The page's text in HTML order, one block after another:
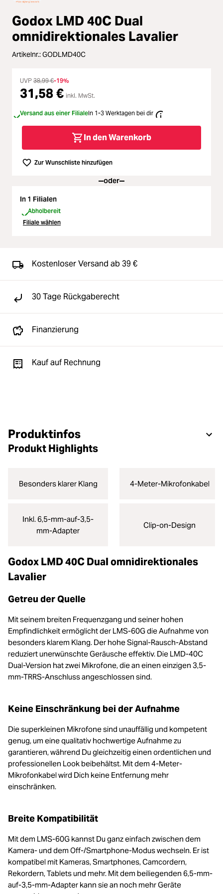
Licht & Studio
Bildbearbeitung
Ferngläser
Second Hand
Godox LMD 40C Dual
omnidirektionales Lavalier
Artikelnr.:GODLMD40C
UVP 38,99 €-19%
31,58 € inkl. MwSt.
Versand aus einer FilialeIn 1-3 Werktagen bei dir
In den Warenkorb
Zur Wunschliste hinzufügen
oder
In 1 Filialen
Abholbereit
Filiale wählen
Kostenloser Versand ab 39 €
30 Tage Rückgaberecht
Finanzierung
Kauf auf Rechnung
Produktinfos
Produkt Highlights
Besonders klarer Klang 4-Meter-Mikrofonkabel
Inkl. 6,5-mm-auf-3,5-
mm-Adapter
Clip-on-Design
Godox LMD 40C Dual omnidirektionales
Lavalier
Getreu der Quelle
Mit seinem breiten Frequenzgang und seiner hohen
Empfindlichkeit ermöglicht der LMS-60G die Aufnahme von
besonders klarem Klang. Der hohe Signal-Rausch-Abstand
reduziert unerwünschte Geräusche effektiv. Die LMD-40C
Dual-Version hat zwei Mikrofone, die an einen einzigen 3,5-
mm-TRRS-Anschluss angeschlossen sind.
Keine Einschränkung bei der Aufnahme
Die superkleinen Mikrofone sind unauffällig und kompetent
genug, um eine qualitativ hochwertige Aufnahme zu
garantieren, während Du gleichzeitig einen ordentlichen und
professionellen Look beibehältst. Mit dem 4-Meter-
Mikrofonkabel wird Dich keine Entfernung mehr
einschränken.
Breite Kompatibilität
Mit dem LMS-60G kannst Du ganz einfach zwischen dem
Kamera- und dem Off-/Smartphone-Modus wechseln. Er ist
kompatibel mit Kameras, Smartphones, Camcordern,
Rekordern, Tablets und mehr. Mit dem beiliegenden 6,5-mm-
auf-3,5-mm-Adapter kann sie an noch mehr Geräte